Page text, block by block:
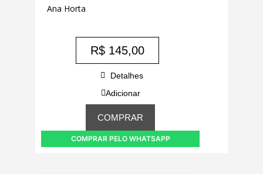
Ana Horta
R$ 145,00
Detalhes
Adicionar
COMPRAR
COMPRAR PELO WHATSAPP